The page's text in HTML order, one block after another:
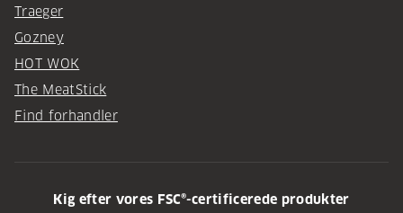
Traeger
Gozney
HOT WOK
The MeatStick
Find forhandler
Kig efter vores FSC®-certificerede produkter